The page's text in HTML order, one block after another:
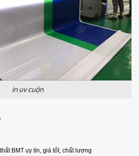
in uv cuộn
BMT uy tín, giá tốt, chất lượng